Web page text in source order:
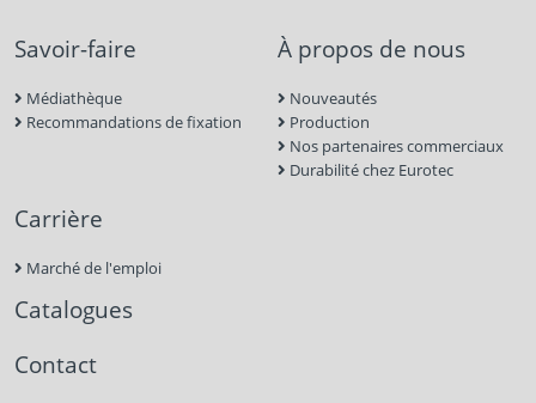
Savoir-faire
Médiathèque
Recommandations de fixation
À propos de nous
Nouveautés
Production
Nos partenaires commerciaux
Durabilité chez Eurotec
Carrière
Marché de l'emploi
Catalogues
Contact